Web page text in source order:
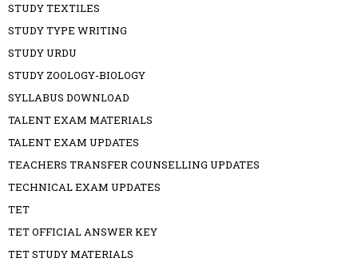
STUDY TEXTILES
STUDY TYPE WRITING
STUDY URDU
STUDY ZOOLOGY-BIOLOGY
SYLLABUS DOWNLOAD
TALENT EXAM MATERIALS
TALENT EXAM UPDATES
TEACHERS TRANSFER COUNSELLING UPDATES
TECHNICAL EXAM UPDATES
TET
TET OFFICIAL ANSWER KEY
TET STUDY MATERIALS